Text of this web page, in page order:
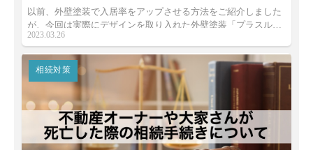
以前、外壁塗装で入居率をアップさせる方法をご紹介しました
が、今回は実際にデザインを取り入れた外壁塗装「プラスル」
の導入で、6戸空きから満室に成功した事例をご紹介します！
2023.03.26
相続対策